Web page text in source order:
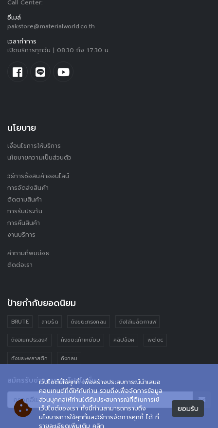
เว็ปไซต์นี้ใช้คุกกี้ เพื่อสร้างประสบการณ์นำเสนอ
คอนเทนต์ที่ดีให้กับท่าน รวมถึงเพื่อจัดการข้อมูล
ส่วนบุคคลให้ท่านได้รับประสบการณ์ที่ดีในการใช้
เว็ปไซต์ของเรา ทั้งนี้ท่านสามารถทราบถึง
นโยบายการใช้คุกกี้และวิธีการจัดการคุกกี้ ได้ ที่
รายละเอียดเพิ่มเติม คลิก
ยอมรับ
Call Center:
อีเมล์
pakstore@materialworld.co.th
เวลาทำการ
เปิดบริการทุกวัน | 08.30 ถึง 17.30 น.
นโยบาย
เงื่อนไขการให้บริการ
นโยบายความเป็นส่วนตัว
วิธีการซื้อสินค้าออนไลน์
การจัดส่งสินค้า
ติดตามสินค้า
การรับประกัน
การคืนสินค้า
งานบริการ
คำถามที่พบบ่อย
ติดต่อเรา
ป้ายกำกับยอดนิยม
BRUTE สายรัด ถังขยะทรงกลม ถังใส่เมล็ดกาแฟ
ถังอเนกประสงค์ ถังขยะเท้าเหยียบ คลิปล็อค weloc
ถังขยะพลาสติก ถังกลม
สมัครรับข่าวสารและโปรโมชั่น